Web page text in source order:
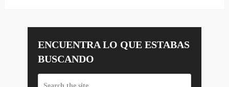
ENCUENTRA LO QUE ESTABAS
BUSCANDO